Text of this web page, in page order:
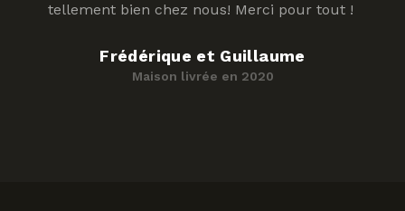
tellement bien chez nous! Merci pour tout !
Frédérique et Guillaume
Maison livrée en 2020